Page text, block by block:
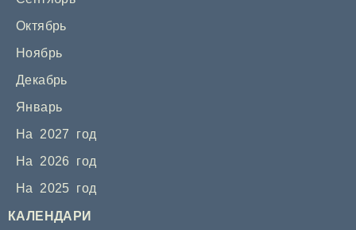
Октябрь
Ноябрь
Декабрь
Январь
На 2027 год
На 2026 год
На 2025 год
КАЛЕНДАРИ